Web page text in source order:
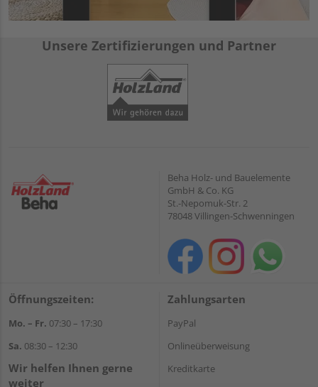
Unsere Zertifizierungen und Partner
Beha Holz- und Bauelemente
GmbH & Co. KG
St.-Nepomuk-Str. 2
78048 Villingen-Schwenningen
Öffnungszeiten:
Mo. – Fr. 07:30 – 17:30
Sa. 08:30 – 12:30
Wir helfen Ihnen gerne
weiter
Zahlungsarten
PayPal
Onlineüberweisung
Kreditkarte